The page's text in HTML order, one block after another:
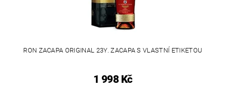
RON ZACAPA ORIGINAL 23Y. ZACAPA S VLASTNÍ ETIKETOU
1 998 Kč